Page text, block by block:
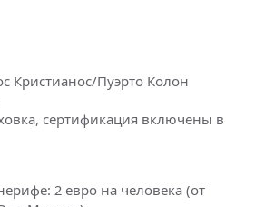
Кристианос/Пуэрто Колон
сертификация включены в
2 евро на человека (от